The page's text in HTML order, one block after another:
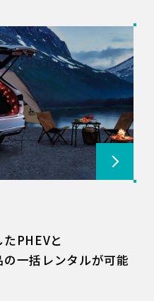
PHEVと
一括レンタルが可能